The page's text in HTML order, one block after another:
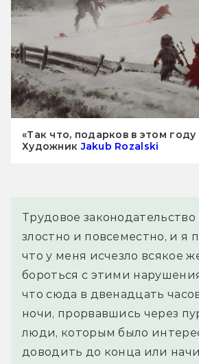
«Так что, подарков в этом году
ХудожникJakub Rozalski
Трудовое
злостно и повсеместно, и я
что у меня исчезло всякое
бороться с этими
что сюда в двенадцать
ночи, прорвавшись через
люди, которым было
доводить до конца или